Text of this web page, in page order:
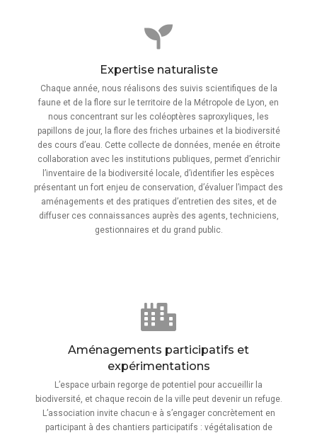
Expertise naturaliste
Chaque année, nous réalisons des suivis scientifiques de la
faune et de la flore sur le territoire de la Métropole de Lyon, en
nous concentrant sur les coléoptères saproxyliques, les
papillons de jour, la flore des friches urbaines et la biodiversité
des cours d’eau. Cette collecte de données, menée en étroite
collaboration avec les institutions publiques, permet d’enrichir
l’inventaire de la biodiversité locale, d’identifier les espèces
présentant un fort enjeu de conservation, d’évaluer l’impact des
aménagements et des pratiques d’entretien des sites, et de
diffuser ces connaissances auprès des agents, techniciens,
gestionnaires et du grand public.
Aménagements participatifs et
expérimentations
L’espace urbain regorge de potentiel pour accueillir la
biodiversité, et chaque recoin de la ville peut devenir un refuge.
L’association invite chacun·e à s’engager concrètement en
participant à des chantiers participatifs : végétalisation de